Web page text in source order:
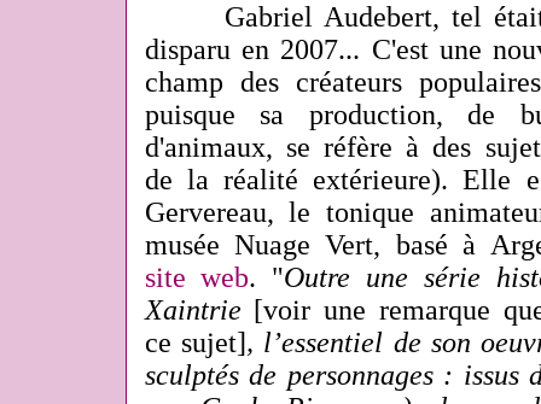
Gabriel Audebert, tel
disparu en 2007... C'est une
champ des créateurs
puisque sa production, de
d'animaux, se réfère à des
de la réalité extérieure). Elle
Gervereau, le tonique
musée Nuage Vert, basé à
site web. "Outre une série
Xaintrie [voir une remarque
ce sujet], l’essentiel de son
sculptés de personnages :